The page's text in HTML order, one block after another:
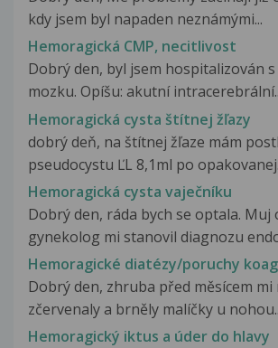
kdy jsem byl napaden neznámými...
Hemoragická CMP, necitlivost
Dobrý den, byl jsem hospitalizován
mozku. Opíšu: akutní
Hemoragická cysta štítnej žľazy
dobrý deň, na štítnej žľaze mám
pseudocystu ĽL 8,1ml po
Hemoragická cysta vaječníku
Dobrý den, ráda bych se optala. Muj
gynekolog mi stanovil diagnozu
Hemoragické diatézy/poruchy
Dobrý den, zhruba před měsícem
zčervenaly a brněly malíčky u
Hemoragický iktus a úder do hlavy